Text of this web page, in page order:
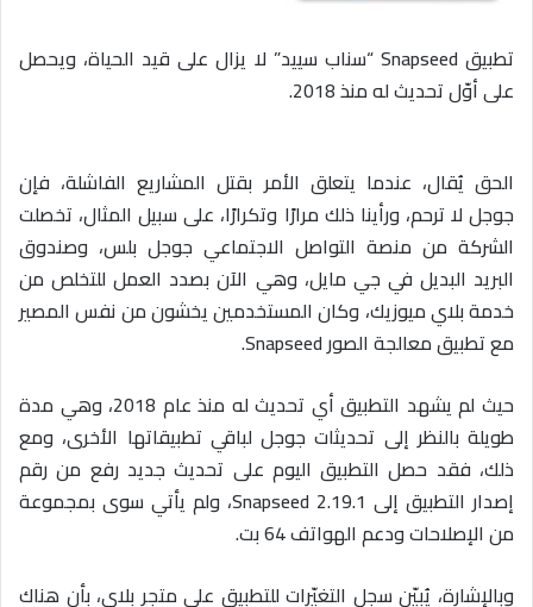
ا
تطبيق Snapseed
“سناب سييد” لا يزال على قيد الحياة، ويحصل
على أوّل تحديث له منذ 2018.
الحق يُقال، عندما يتعلق الأمر بقتل المشاريع الفاشلة، فإن
جوجل لا ترحم، ورأينا ذلك مرارًا وتكرارًا، على سبيل المثال، تخصلت
الشركة من منصة التواصل الاجتماعي جوجل بلس، وصندوق
البريد البديل في جي مايل، وهي الآن بصدد العمل للتخلص من
خدمة بلاي ميوزيك، وكان المستخدمين يخشون من نفس المصير
مع تطبيق معالجة الصورSnapseed.
حيث لم يشهد التطبيق أي تحديث له منذ عام 2018، وهي مدة
طويلة بالنظر إلى تحديثات جوجل لباقي تطبيقاتها الأخرى، ومع
ذلك، فقد حصل التطبيق اليوم على تحديث جديد رفع من رقم
إصدار التطبيق إلى
Snapseed2.19.1، ولم يأتي سوى بمجموعة
من الإصلاحات ودعم الهواتف 64 بت.
وبالإشارة، يُبيّن سجل التغيّرات للتطبيق على متجر بلاي، بأن هناك